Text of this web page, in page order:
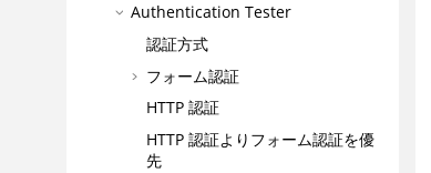
Authentication Tester
認証方式
フォーム認証
HTTP 認証
HTTP 認証よりフォーム認証を優
先